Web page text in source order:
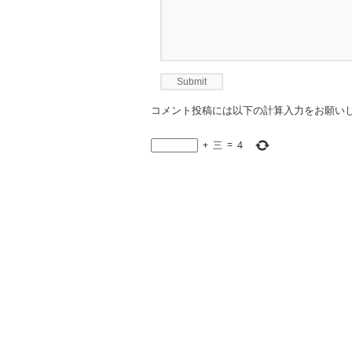
コメント投稿には以下の計算入力をお願い
+ 三 = 4